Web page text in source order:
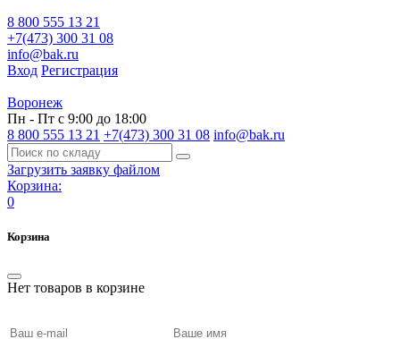
8 800 555 13 21
+7(473) 300 31 08
info@bak.ru
Вход Регистрация
Воронеж
Пн - Пт с 9:00 до 18:00
8 800 555 13 21 +7(473) 300 31 08 info@bak.ru
Загрузить заявку файлом
Корзина:
0
Корзина
Нет товаров в корзине